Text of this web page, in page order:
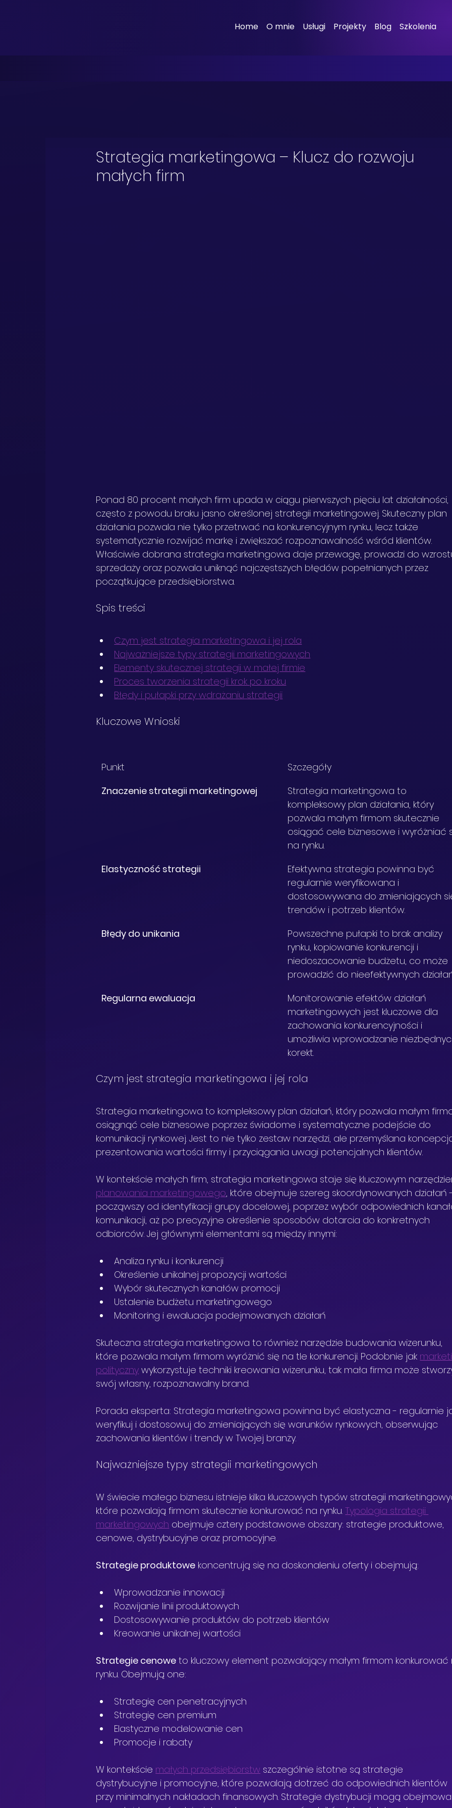
Home O mnie Usługi Projekty Blog Szkolenia
Strategia marketingowa – Klucz do rozwoju
małych firm
Ponad 80 procent małych firm upada w ciągu pierwszych pięciu lat działalności,
często z powodu braku jasno określonej strategii marketingowej. Skuteczny plan
działania pozwala nie tylko przetrwać na konkurencyjnym rynku, lecz także
systematycznie rozwijać markę i zwiększać rozpoznawalność wśród klientów.
Właściwie dobrana strategia marketingowa daje przewagę, prowadzi do
sprzedaży oraz pozwala uniknąć najczęstszych błędów popełnianych przez
początkujące przedsiębiorstwa.
Spis treści
Czym jest strategia marketingowa i jej rola
Najważniejsze typy strategii marketingowych
Elementy skutecznej strategii w małej firmie
Proces tworzenia strategii krok po kroku
Błędy i pułapki przy wdrażaniu strategii
Kluczowe Wnioski
Punkt
Szczegóły
Znaczenie strategii marketingowej
Strategia marketingowa to
kompleksowy plan działania, który
pozwala małym firmom skutecznie
osiągać cele biznesowe i wyróżniać
na rynku.
Elastyczność strategii
Efektywna strategia powinna być
regularnie weryfikowana i
dostosowywana do zmieniających
trendów i potrzeb klientów.
Błędy do unikania
Powszechne pułapki to brak analizy
rynku, kopiowanie konkurencji i
niedoszacowanie budżetu, co może
prowadzić do nieefektywnych
Regularna ewaluacja
Monitorowanie efektów działań
marketingowych jest kluczowe dla
zachowania konkurencyjności i
umożliwia wprowadzanie
korekt.
Czym jest strategia marketingowa i jej rola
Strategia marketingowa to kompleksowy plan działań, który pozwala małym
osiągnąć cele biznesowe poprzez świadome i systematyczne podejście do
komunikacji rynkowej. Jest to nie tylko zestaw narzędzi, ale przemyślana
prezentowania wartości firmy i przyciągania uwagi potencjalnych klientów.
W kontekście małych firm, strategia marketingowa staje się kluczowym
planowania marketingowego, które obejmuje szereg skoordynowanych
począwszy od identyfikacji grupy docelowej, poprzez wybór odpowiednich
komunikacji, aż po precyzyjne określenie sposobów dotarcia do konkretnych
odbiorców. Jej głównymi elementami są między innymi:
Analiza rynku i konkurencji
Określenie unikalnej propozycji wartości
Wybór skutecznych kanałów promocji
Ustalenie budżetu marketingowego
Monitoring i ewaluacja podejmowanych działań
Skuteczna strategia marketingowa to również narzędzie budowania wizerunku,
które pozwala małym firmom wyróżnić się na tle konkurencji. Podobnie jak
polityczny wykorzystuje techniki kreowania wizerunku, tak mała firma może
swój własny, rozpoznawalny brand.
Porada eksperta: Strategia marketingowa powinna być elastyczna - regularnie
weryfikuj i dostosowuj do zmieniających się warunków rynkowych, obserwując
zachowania klientów i trendy w Twojej branży.
Najważniejsze typy strategii marketingowych
W świecie małego biznesu istnieje kilka kluczowych typów strategii
które pozwalają firmom skutecznie konkurować na rynku. Typologia strategii
marketingowych obejmuje cztery podstawowe obszary: strategie produktowe,
cenowe, dystrybucyjne oraz promocyjne.
Strategie produktowe koncentrują się na doskonaleniu oferty i obejmują:
Wprowadzanie innowacji
Rozwijanie linii produktowych
Dostosowywanie produktów do potrzeb klientów
Kreowanie unikalnej wartości
Strategie cenowe to kluczowy element pozwalający małym firmom
rynku. Obejmują one:
Strategię cen penetracyjnych
Strategię cen premium
Elastyczne modelowanie cen
Promocje i rabaty
W kontekście małych przedsiębiorstw szczególnie istotne są strategie
dystrybucyjne i promocyjne, które pozwalają dotrzeć do odpowiednich klientów
przy minimalnych nakładach finansowych. Strategie dystrybucji mogą